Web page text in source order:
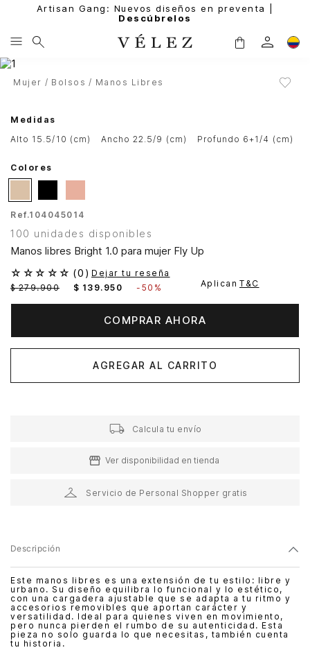
Artisan Gang: Nuevos diseños en preventa |
Descúbrelos
Mujer Bolsos Manos Libres
Medidas
alto 15.5/10 (cm)
ancho 22.5/9 (cm) profundo 6+1/4 (cm)
Colores
Ref.104045014
100 unidades disponibles
Manos libres Bright 1.0 para mujer Fly Up
☆ ☆ ☆ ☆ ☆ (0 ) Dejar tu reseña
$ 279.900 $ 139. 950 - 50% Aplican T&C
COMPRAR AHORA
AGREGAR AL CARRITO
Calcula tu envío
Ver disponibilidad en tienda
Servicio de Personal Shopper gratis
Descripción
Este manos libres es una extensión de tu estilo: libre y
urbano. Su diseño equilibra lo funcional y lo estético,
con una cargadera ajustable que se adapta a tu ritmo y
accesorios removibles que aportan carácter y
versatilidad. Ideal para quienes viven en movimiento,
pero nunca pierden el rumbo de su autenticidad. Esta
pieza no solo guarda lo que necesitas, también cuenta
tu historia.